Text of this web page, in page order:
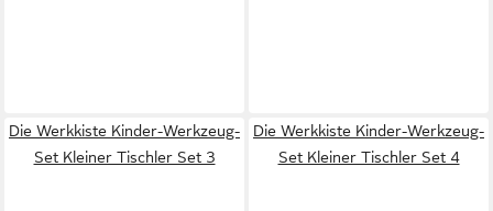
Die Werkkiste Kinder-Werkzeug-
Set Kleiner Tischler Set 3
Die Werkkiste Kinder-Werkzeug-
Set Kleiner Tischler Set 4